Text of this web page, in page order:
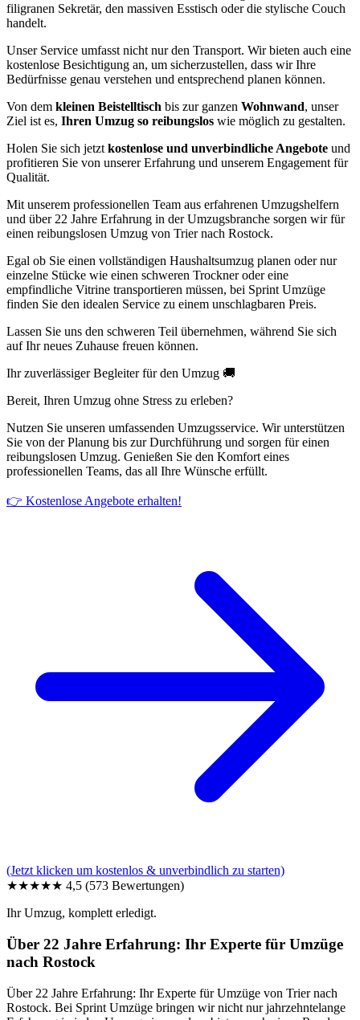
filigranen Sekretär, den massiven Esstisch oder die stylische Couch
handelt.
Unser Service umfasst nicht nur den Transport. Wir bieten auch eine
kostenlose Besichtigung an, um sicherzustellen, dass wir Ihre
Bedürfnisse genau verstehen und entsprechend planen können.
Von dem kleinen Beistelltisch bis zur ganzen Wohnwand, unser
Ziel ist es, Ihren Umzug so reibungslos wie möglich zu gestalten.
Holen Sie sich jetzt kostenlose und unverbindliche Angebote und
profitieren Sie von unserer Erfahrung und unserem Engagement für
Qualität.
Mit unserem professionellen Team aus erfahrenen Umzugshelfern
und über 22 Jahre Erfahrung in der Umzugsbranche sorgen wir für
einen reibungslosen Umzug von Trier nach Rostock.
Egal ob Sie einen vollständigen Haushaltsumzug planen oder nur
einzelne Stücke wie einen schweren Trockner oder eine
empfindliche Vitrine transportieren müssen, bei Sprint Umzüge
finden Sie den idealen Service zu einem unschlagbaren Preis.
Lassen Sie uns den schweren Teil übernehmen, während Sie sich
auf Ihr neues Zuhause freuen können.
Ihr zuverlässiger Begleiter für den Umzug 🚚
Bereit, Ihren Umzug ohne Stress zu erleben?
Nutzen Sie unseren umfassenden Umzugsservice. Wir unterstützen
Sie von der Planung bis zur Durchführung und sorgen für einen
reibungslosen Umzug. Genießen Sie den Komfort eines
professionellen Teams, das all Ihre Wünsche erfüllt.
👉 Kostenlose Angebote erhalten!
(Jetzt klicken um kostenlos & unverbindlich zu starten)
★★★★★ 4,5 (573 Bewertungen)
Ihr Umzug, komplett erledigt.
Über 22 Jahre Erfahrung: Ihr Experte für Umzüge
nach Rostock
Über 22 Jahre Erfahrung: Ihr Experte für Umzüge von Trier nach
Rostock. Bei Sprint Umzüge bringen wir nicht nur jahrzehntelange